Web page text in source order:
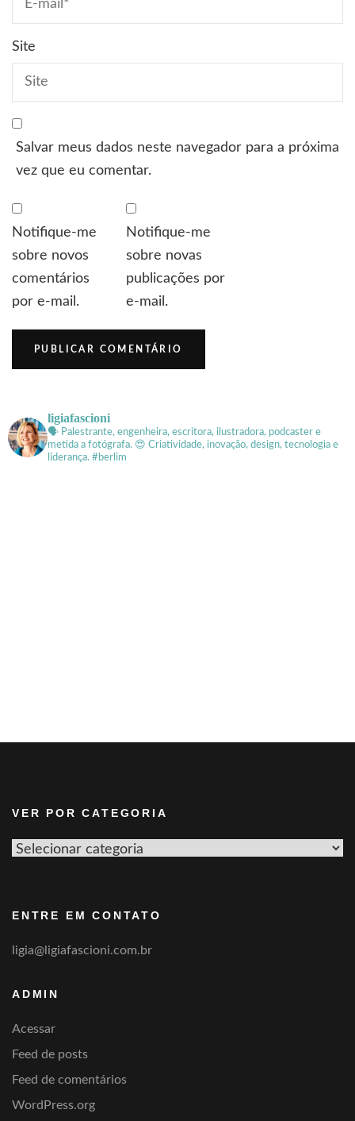
Site
Salvar meus dados neste navegador para a próxima
vez que eu comentar.
Notifique-me
sobre novos
comentários
por e-mail.
Notifique-me
sobre novas
publicações por
e-mail.
ligiafascioni
🗣 Palestrante, engenheira, escritora, ilustradora, podcaster e
metida a fotógrafa. 😍 Criatividade, inovação, design, tecnologia e
liderança. #berlim
VER POR CATEGORIA
Ver
ENTRE EM CONTATO
ligia@ligiafascioni.com.br
ADMIN
Acessar
Feed de posts
Feed de comentários
WordPress.org